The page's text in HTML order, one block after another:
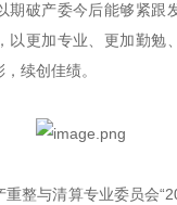
期破产委今后能够紧跟
以更加专业、更加勤勉
续创佳绩。
整与清算专业委员会